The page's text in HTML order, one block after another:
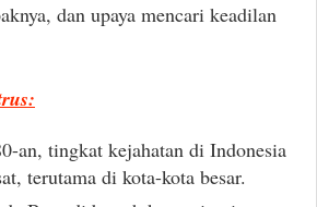
dan upaya mencari keadilan
an, tingkat kejahatan di Indonesia
terutama di kota-kota besar.